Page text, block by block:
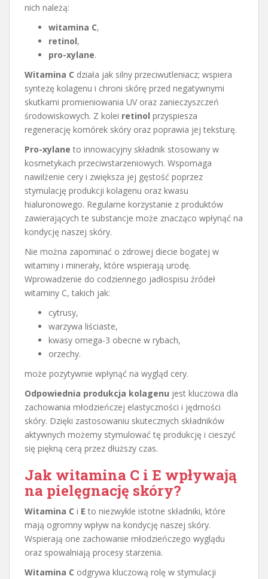
nich należą:
witamina C,
retinol,
pro-xylane.
Witamina C działa jak silny przeciwutleniacz; wspiera
syntezę kolagenu i chroni skórę przed negatywnymi
skutkami promieniowania UV oraz zanieczyszczeń
środowiskowych. Z kolei retinol przyspiesza
regenerację komórek skóry oraz poprawia jej teksturę.
Pro-xylane to innowacyjny składnik stosowany w
kosmetykach przeciwstarzeniowych. Wspomaga
nawilżenie cery i zwiększa jej gęstość poprzez
stymulację produkcji kolagenu oraz kwasu
hialuronowego. Regularne korzystanie z produktów
zawierających te substancje może znacząco wpłynąć na
kondycję naszej skóry.
Nie można zapominać o zdrowej diecie bogatej w
witaminy i minerały, które wspierają urodę.
Wprowadzenie do codziennego jadłospisu źródeł
witaminy C, takich jak:
cytrusy,
warzywa liściaste,
kwasy omega-3 obecne w rybach,
orzechy.
może pozytywnie wpłynąć na wygląd cery.
Odpowiednia produkcja kolagenu jest kluczowa dla
zachowania młodzieńczej elastyczności i jędrności
skóry. Dzięki zastosowaniu skutecznych składników
aktywnych możemy stymulować tę produkcję i cieszyć
się piękną cerą przez dłuższy czas.
Jak witamina C i E wpływają
na pielęgnację skóry?
Witamina C i E to niezwykle istotne składniki, które
mają ogromny wpływ na kondycję naszej skóry.
Wspierają one zachowanie młodzieńczego wyglądu
oraz spowalniają procesy starzenia.
Witamina C odgrywa kluczową rolę w stymulacji